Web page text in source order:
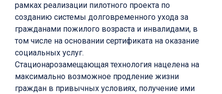
рамках реализации пилотного проекта по
созданию системы долговременного ухода за
гражданами пожилого возраста и инвалидами, в
том числе на основании сертификата на оказание
социальных услуг.
Стационарозамещающая технология нацелена на
максимально возможное продление жизни
граждан в привычных условиях, получение ими